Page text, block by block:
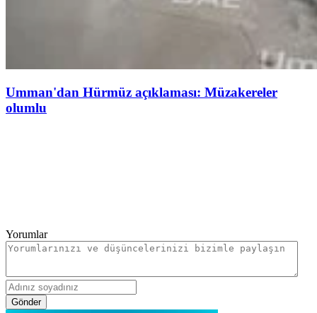
Umman'dan Hürmüz açıklaması: Müzakereler
olumlu
Yorumlar
Gönder